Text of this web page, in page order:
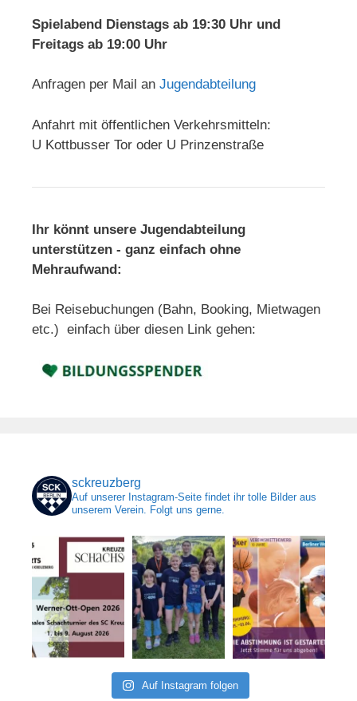
Spielabend Dienstags ab 19:30 Uhr und
Freitags ab 19:00 Uhr
Anfragen per Mail an Jugendabteilung
Anfahrt mit öffentlichen Verkehrsmitteln:
U Kottbusser Tor oder U Prinzenstraße
Ihr könnt unsere Jugendabteilung
unterstützen - ganz einfach ohne
Mehraufwand:
Bei Reisebuchungen (Bahn, Booking, Mietwagen
etc.) einfach über diesen Link gehen:
sckreuzberg
Auf unserer Instagram-Seite findet ihr tolle Bilder aus
unserem Verein. Folgt uns gerne.
Auf Instagram folgen